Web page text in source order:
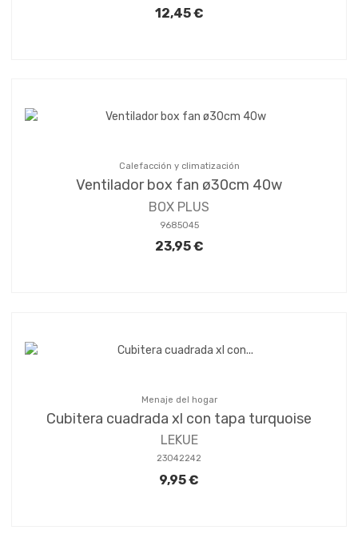
12,45 €
Calefacción y climatización
Ventilador box fan ø30cm 40w
BOX PLUS
9685045
23,95 €
Menaje del hogar
Cubitera cuadrada xl con tapa turquoise
LEKUE
23042242
9,95 €